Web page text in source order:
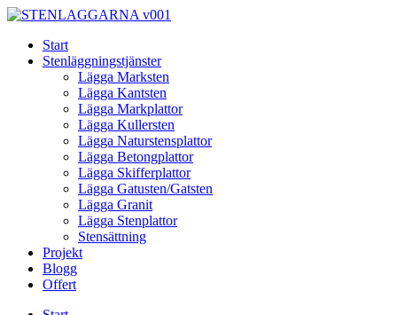
Skip
contentStart
Stenläggningstjänster
Lägga Marksten
Lägga Kantsten
Lägga Markplattor
Lägga Kullersten
Lägga Naturstensplattor
Lägga Betongplattor
Lägga Skifferplattor
Lägga Gatusten/Gatsten
Lägga Granit
Lägga Stenplattor
Stensättning
Projekt
Blogg
Offert